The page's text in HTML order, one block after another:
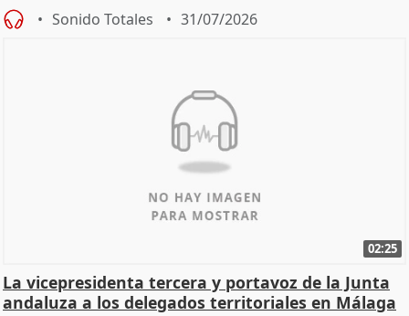
Sonido Totales 31/07/2026
02:25
La vicepresidenta tercera y portavoz de la Junta
andaluza a los delegados territoriales en Málaga